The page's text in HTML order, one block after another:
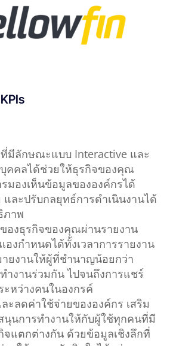
มีลักษณะแบบ Interactive และ
คคลได้ช่วยให้ธุรกิจของคุณ
มองเห็นข้อมูลขององค์กรได้
และปรับกลยุทธ์การดำเนินงานได้
ภาพ
องธุรกิจของคุณผ่านรายงาน
องกำหนดได้ทั้งเวลาการรายงาน
ยงานให้ผู้ที่ชำนาญน้อยกว่า
ำงานร่วมกัน ไปจนถึงการแชร์
หว่างคนในองกรค์
ะลดค่าใช้จ่ายขององค์กร เสริม
นุนการทำงานให้กับผู้ใช้ทุกคนที่มี
จแตกต่างกัน ด้วยข้อมูลเชิงลึกที่